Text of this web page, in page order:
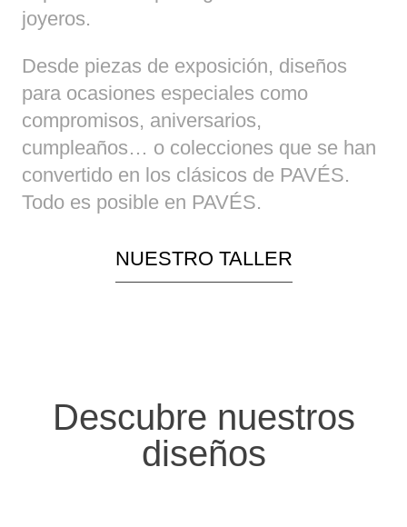
joyeros.
Desde piezas de exposición, diseños
para ocasiones especiales como
compromisos, aniversarios,
cumpleaños… o colecciones que se han
convertido en los clásicos de PAVÉS.
Todo es posible en PAVÉS.
NUESTRO TALLER
Descubre nuestros
diseños